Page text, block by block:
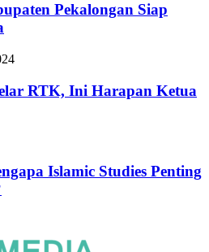
Pekalongan Siap
RTK, Ini Harapan Ketua
Islamic Studies Penting